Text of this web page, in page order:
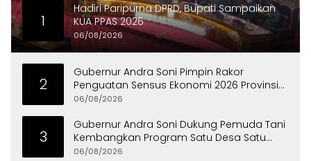
1
Hadiri Paripurna DPRD, Bupati Sampaikan
KUA PPAS 2026
06/08/2026
2
Gubernur Andra Soni Pimpin Rakor
Penguatan Sensus Ekonomi 2026 Provinsi
Banten
06/08/2026
3
Gubernur Andra Soni Dukung Pemuda Tani
Kembangkan Program Satu Desa Satu
Hektare Jagung
06/08/2026